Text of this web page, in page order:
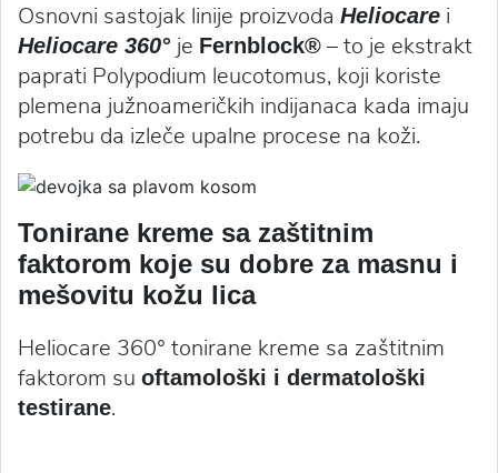
Osnovni sastojak linije proizvoda Heliocare i
Heliocare 360° je Fernblock® – to je ekstrakt
paprati Polypodium leucotomus, koji koriste
plemena južnoameričkih indijanaca kada imaju
potrebu da izleče upalne procese na koži.
Tonirane kreme sa zaštitnim
faktorom koje su dobre za masnu i
mešovitu kožu lica
Heliocare 360° tonirane kreme sa zaštitnim
faktorom su oftamološki i dermatološki
testirane.